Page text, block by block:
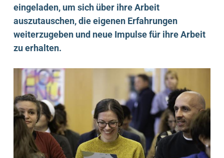
eingeladen, um sich über ihre Arbeit
auszutauschen, die eigenen Erfahrungen
weiterzugeben und neue Impulse für ihre Arbeit
zu erhalten.